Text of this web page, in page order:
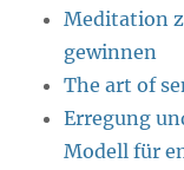
Meditation
gewinnen
The art of
Erregung
Modell für